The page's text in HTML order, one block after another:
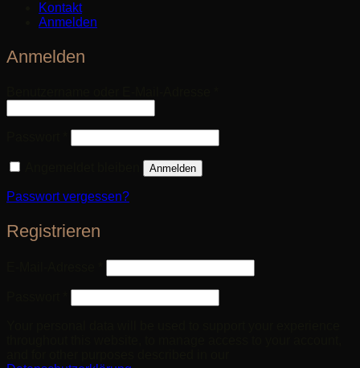
Kontakt
Anmelden
Anmelden
Anmelden
Passwort vergessen?
Registrieren